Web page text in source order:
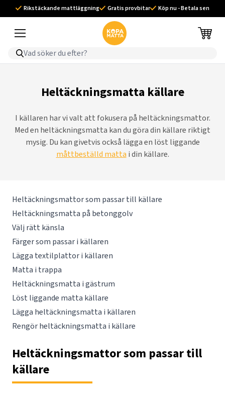
Rikstäckande mattläggning Gratis provbitar Köp nu - Betala sen
Heltäckningsmatta källare
I källaren har vi valt att fokusera på heltäckningsmattor.
Med en heltäckningsmatta kan du göra din källare riktigt
mysig. Du kan givetvis också lägga en löst liggande
måttbeställd matta i din källare.
Heltäckningsmattor som passar till källare
Heltäckningsmatta på betonggolv
Välj rätt känsla
Färger som passar i källaren
Lägga textilplattor i källaren
Matta i trappa
Heltäckningsmatta i gästrum
Löst liggande matta källare
Lägga heltäckningsmatta i källaren
Rengör heltäckningsmatta i källare
Heltäckningsmattor som passar till
källare